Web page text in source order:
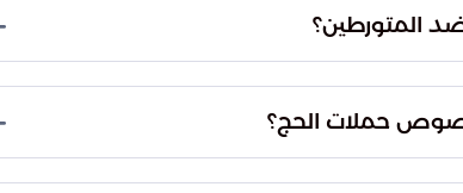
حج مزورة مصممة لإيهام الحجاج بصحة
المعدة للتلاعب ببيانات المتقدمين لطلب
النيابة العامة لاستيفاء التحقيقات
وسلامة ضيوف الرحمن ومنع تكرار مثل هذه